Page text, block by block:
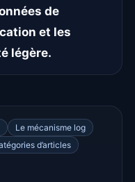
de
et les
légère.
Le mécanisme log
d’articles